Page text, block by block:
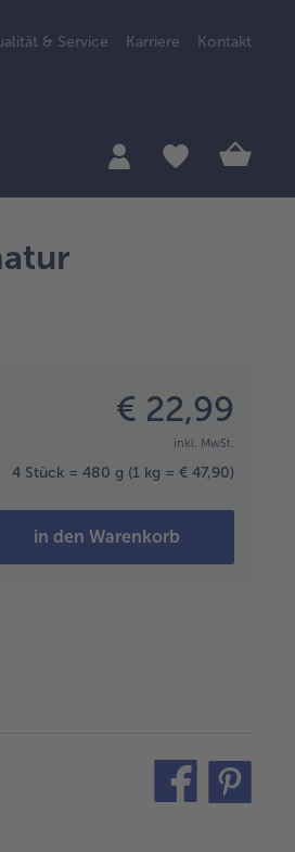
& Service Karriere Kontakt
€ 22,99
inkl. MwSt.
4 Stück = 480 g (1 kg = € 47,90)
in den Warenkorb
teilen